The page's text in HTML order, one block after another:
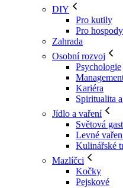
DIY
Pro kutily
Pro
Zahrada
Osobní rozvoj
Psychologie
Kariéra
Spiritualita
Jídlo a vaření
Světová
Levné
Kulinářské
Mazlíčci
Kočky
Pejskové